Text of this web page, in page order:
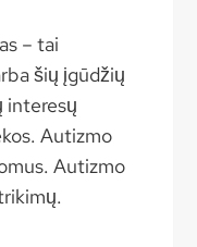
– tai
šių įgūdžių
interesų
Autizmo
Autizmo